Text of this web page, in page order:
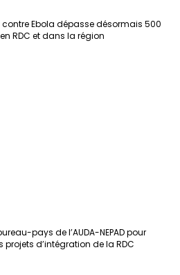
Ebola dépasse désormais 500
RDC et dans la région
pays de l’AUDA-NEPAD pour
d’intégration de la RDC